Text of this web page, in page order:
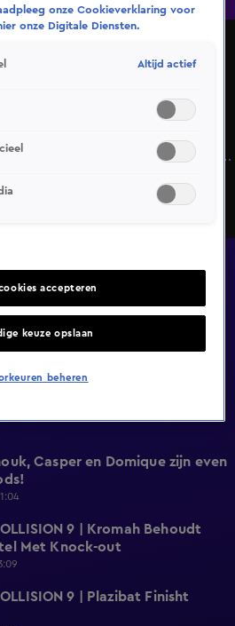
Shop
Schokt Bahram Met
publieksfavoriet Bahram
en zet een enorme stap
9
Casper en Domique zijn even
9 | Kromah Behoudt
Met Knock-out
9 | Plazibat Finisht
onze Cookieverklaring voor
onze Digitale Diensten.
Altijd actief
accepteren
keuze opslaan
beheren